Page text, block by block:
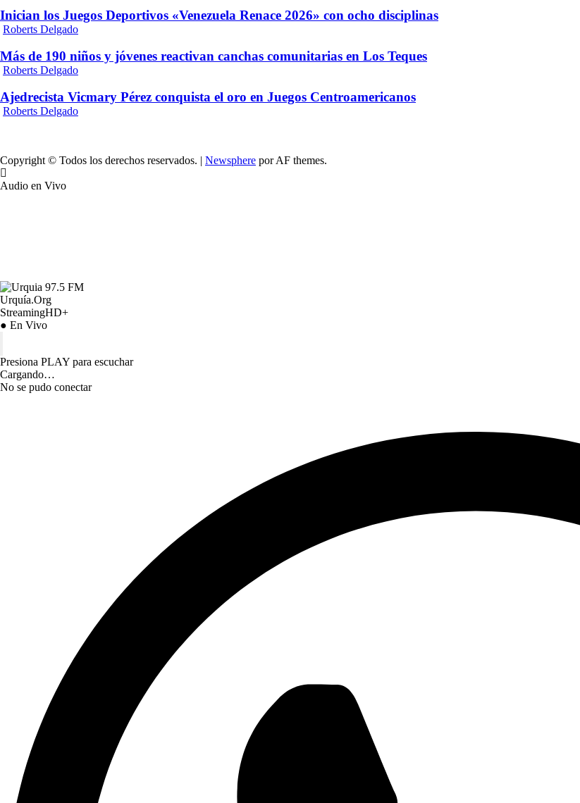
Inician los Juegos Deportivos «Venezuela Renace 2026» con ocho disciplinas
Roberts Delgado
Más de 190 niños y jóvenes reactivan canchas comunitarias en Los Teques
Roberts Delgado
Ajedrecista Vicmary Pérez conquista el oro en Juegos Centroamericanos
Roberts Delgado
Copyright © Todos los derechos reservados. | Newsphere por AF themes.
Audio en Vivo
Urquía.Org
StreamingHD+
● En Vivo
Presiona PLAY para escuchar
Cargando…
No se pudo conectar